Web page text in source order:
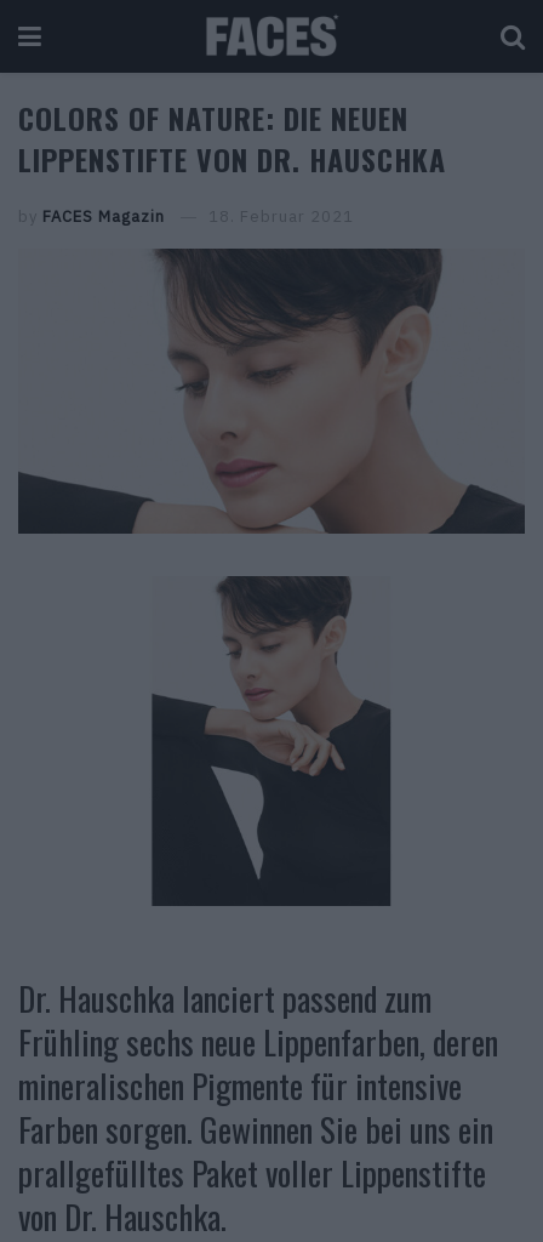
COLORS OF NATURE: DIE NEUEN
LIPPENSTIFTE VON DR. HAUSCHKA
by FACES Magazin 18. Februar 2021
Dr. Hauschka lanciert passend zum
Frühling sechs neue Lippenfarben, deren
mineralischen Pigmente für intensive
Farben sorgen. Gewinnen Sie bei uns ein
prallgefülltes Paket voller Lippenstifte
von Dr. Hauschka.